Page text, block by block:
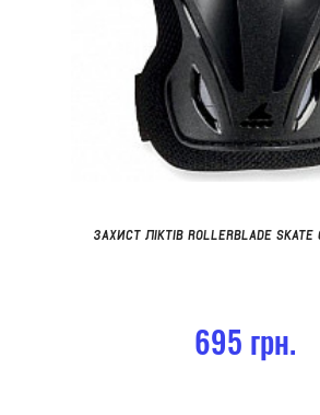
ЗАХИСТ ЛІКТІВ ROLLERBLADE SKATE
695 грн.